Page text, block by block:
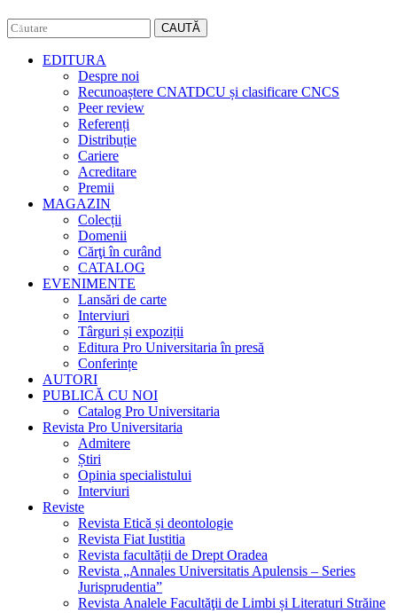
CAUTĂ
EDITURA
Despre noi
Recunoaștere CNATDCU și clasificare CNCS
Peer review
Referenți
Distribuție
Cariere
Acreditare
Premii
MAGAZIN
Colecții
Domenii
Cărţi în curând
CATALOG
EVENIMENTE
Lansări de carte
Interviuri
Târguri și expoziții
Editura Pro Universitaria în presă
Conferințe
AUTORI
PUBLICĂ CU NOI
Catalog Pro Universitaria
Revista Pro Universitaria
Admitere
Știri
Opinia specialistului
Interviuri
Reviste
Revista Etică și deontologie
Revista Fiat Iustitia
Revista facultății de Drept Oradea
Revista „Annales Universitatis Apulensis – Series
Jurisprudentia”
Revista Analele Facultăţii de Limbi și Literaturi Străine